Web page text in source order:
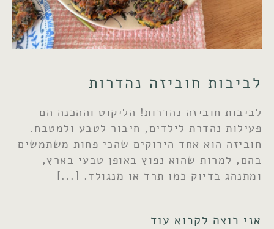
לביבות חוביזה נהדרות
לביבות חוביזה נהדרות! הליקוט וההכנה הם
פעילות נהדרת לילדים, חיבור לטבע ולמטבח.
חוביזה הוא אחד הירוקים שהכי פחות משתמשים
בהם, למרות שהוא נפוץ באופן טבעי בארץ,
ומתנהג בדיוק כמו תרד או מנגולד.
אני רוצה לקרוא עוד